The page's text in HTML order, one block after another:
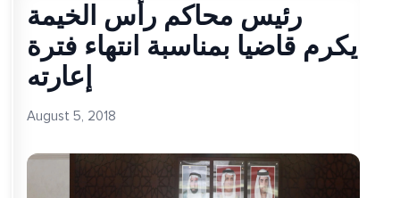
رئيس محاكم رأس الخيمة
يكرم قاضيا بمناسبة انتهاء فترة
إعارته
August 5, 2018